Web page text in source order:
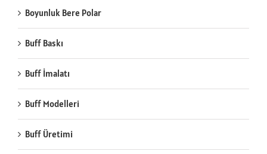
Boyunluk Bere Polar
Buff Baskı
Buff İmalatı
Buff Modelleri
Buff Üretimi